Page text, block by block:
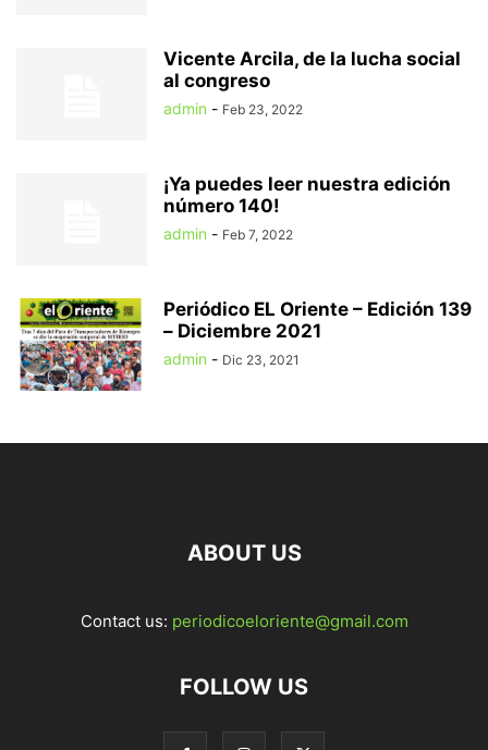
Vicente Arcila, de la lucha social
al congreso
admin - Feb 23, 2022
¡Ya puedes leer nuestra edición
número 140!
admin - Feb 7, 2022
Periódico EL Oriente – Edición 139
– Diciembre 2021
admin - Dic 23, 2021
ABOUT US
Contact us: periodicoeloriente@gmail.com
FOLLOW US